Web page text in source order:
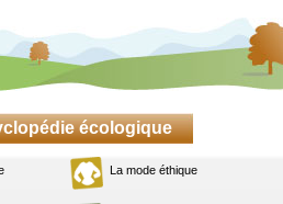
écologique
La mode éthique